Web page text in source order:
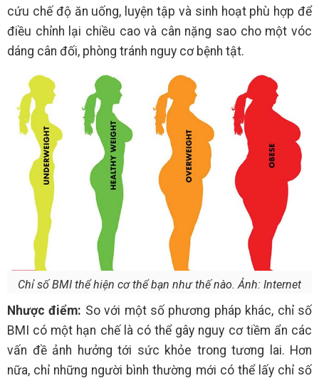
cứu chế độ ăn uống, luyện tập và sinh hoạt phù hợp để
điều chỉnh lại chiều cao và cân nặng sao cho một vóc
dáng cân đối, phòng tránh nguy cơ bệnh tật.
Chỉ số BMI thể hiện cơ thể bạn như thế nào. Ảnh: Internet
Nhược điểm: So với một số phương pháp khác, chỉ số
BMI có một hạn chế là có thể gây nguy cơ tiềm ẩn các
vấn đề ảnh hưởng tới sức khỏe trong tương lai. Hơn
nữa, chỉ những người bình thường mới có thể lấy chỉ số